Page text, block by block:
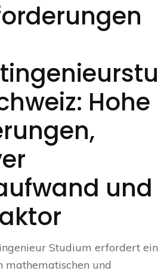
Hohe
und
Studium erfordert ein
mathematischen und